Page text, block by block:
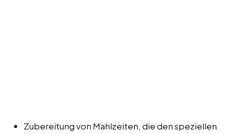
Zubereitung von Mahlzeiten, die den speziellen